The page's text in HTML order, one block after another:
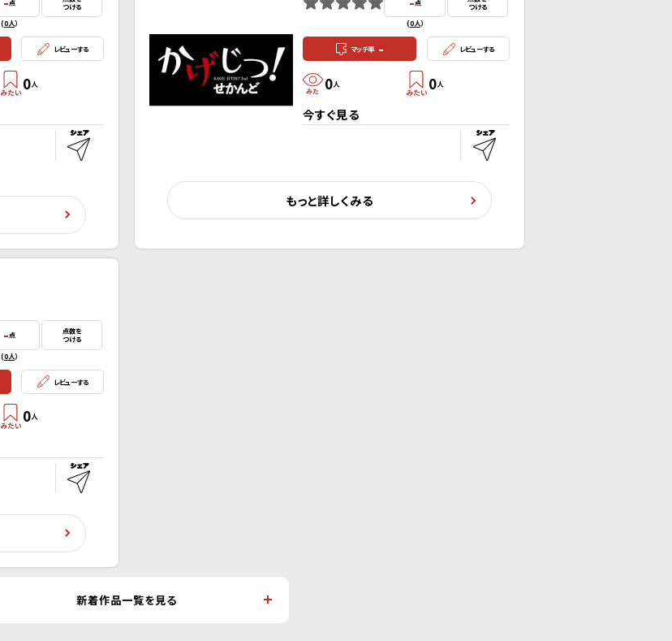
点
(0人）
つける
レビューする
0人
点
(0人）
つける
マッチ率 - レビューする
0人 0人
今すぐ見る
もっと詳しくみる
-点
(0人）
点数を
つける
レビューする
0人
新着作品一覧を見る